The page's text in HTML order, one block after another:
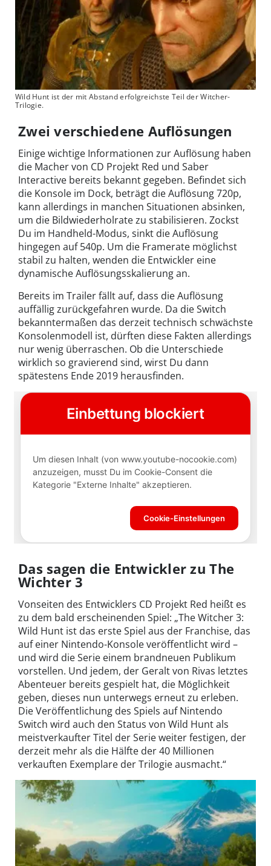
Wild Hunt ist der mit Abstand erfolgreichste Teil der Witcher-
Trilogie.
Zwei verschiedene Auflösungen
Einige wichtige Informationen zur Auflösung haben
die Macher von CD Projekt Red und Saber
Interactive bereits bekannt gegeben. Befindet sich
die Konsole im Dock, beträgt die Auflösung 720p,
kann allerdings in manchen Situationen absinken,
um die Bildwiederholrate zu stabilisieren. Zockst
Du im Handheld-Modus, sinkt die Auflösung
hingegen auf 540p. Um die Framerate möglichst
stabil zu halten, wenden die Entwickler eine
dynamische Auflösungsskalierung an.
Bereits im Trailer fällt auf, dass die Auflösung
auffällig zurückgefahren wurde. Da die Switch
bekanntermaßen das derzeit technisch schwächste
Konsolenmodell ist, dürften diese Fakten allerdings
nur wenig überraschen. Ob die Unterschiede
wirklich so gravierend sind, wirst Du dann
spätestens Ende 2019 herausfinden.
Das sagen die Entwickler zu The
Wichter 3
Vonseiten des Entwicklers CD Projekt Red heißt es
zu dem bald erscheinenden Spiel: „The Witcher 3:
Wild Hunt ist das erste Spiel aus der Franchise, das
auf einer Nintendo-Konsole veröffentlicht wird –
und wird die Serie einem brandneuen Publikum
vorstellen. Und jedem, der Geralt von Rivas letztes
Abenteuer bereits gespielt hat, die Möglichkeit
geben, dieses nun unterwegs erneut zu erleben.
Die Veröffentlichung des Spiels auf Nintendo
Switch wird auch den Status von Wild Hunt als
meistverkaufter Titel der Serie weiter festigen, der
derzeit mehr als die Hälfte der 40 Millionen
verkauften Exemplare der Trilogie ausmacht.“